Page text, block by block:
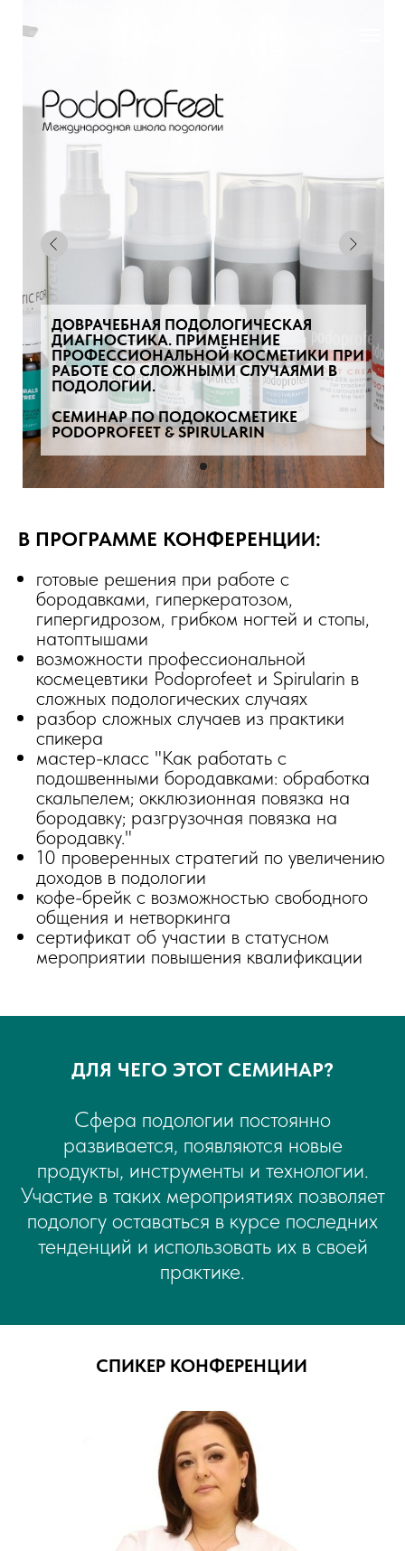
ДОВРАЧЕБНАЯ ПОДОЛОГИЧЕСКАЯ
ДИАГНОСТИКА. ПРИМЕНЕНИЕ
ПРОФЕССИОНАЛЬНОЙ КОСМЕТИКИ ПРИ
РАБОТЕ СО СЛОЖНЫМИ СЛУЧАЯМИ В
ПОДОЛОГИИ.
СЕМИНАР ПО ПОДОКОСМЕТИКЕ
PODOPROFEET & SPIRULARIN
В ПРОГРАММЕ КОНФЕРЕНЦИИ:
готовые решения при работе с
бородавками, гиперкератозом,
гипергидрозом, грибком ногтей и стопы,
натоптышами
возможности профессиональной
космецевтики Podoprofeet и Spirularin в
сложных подологических случаях
разбор сложных случаев из практики
спикера
мастер-класс "Как работать с
подошвенными бородавками: обработка
скальпелем; окклюзионная повязка на
бородавку; разгрузочная повязка на
бородавку."
10 проверенных стратегий по увеличению
доходов в подологии
кофе-брейк с возможностью свободного
общения и нетворкинга
сертификат об участии в статусном
мероприятии повышения квалификации
ДЛЯ ЧЕГО ЭТОТ СЕМИНАР?​
Сфера подологии постоянно
развивается, появляются новые
продукты, инструменты и технологии.
Участие в таких мероприятиях позволяет
подологу оставаться в курсе последних
тенденций и использовать их в своей
практике.
СПИКЕР КОНФЕРЕНЦИИ